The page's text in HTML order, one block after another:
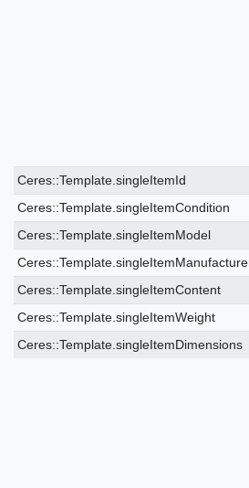
Ceres::Template.singleItemId
Ceres::Template.singleItemCondition
Ceres::Template.singleItemModel
Ceres::Template.singleItemContent
Ceres::Template.singleItemWeight
Ceres::Template.singleItemDimensions